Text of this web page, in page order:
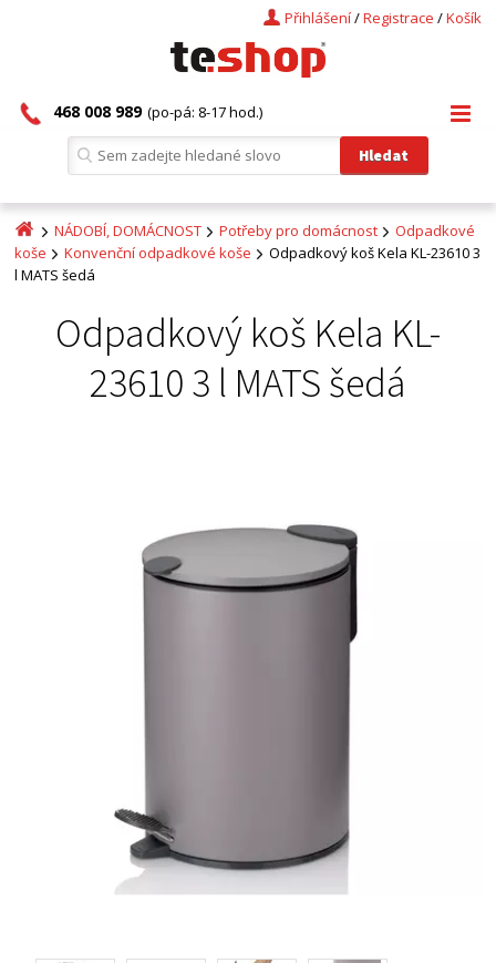
Košík
/
Registrace
/
Přihlášení
468 008 989 (po-pá: 8-17 hod.)
NÁDOBÍ, DOMÁCNOST Potřeby pro domácnost
Odpadkové
koše
Konvenční odpadkové koše
Odpadkový koš Kela KL-23610 3
l MATS šedá
Odpadkový koš Kela KL-
23610 3 l MATS šedá